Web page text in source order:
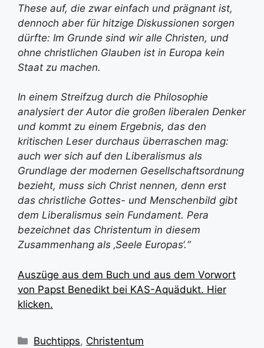
These auf, die zwar einfach und prägnant ist,
dennoch aber für hitzige Diskussionen sorgen
dürfte: Im Grunde sind wir alle Christen, und
ohne christlichen Glauben ist in Europa kein
Staat zu machen.
In einem Streifzug durch die Philosophie
analysiert der Autor die großen liberalen Denker
und kommt zu einem Ergebnis, das den
kritischen Leser durchaus überraschen mag:
auch wer sich auf den Liberalismus als
Grundlage der modernen Gesellschaftsordnung
bezieht, muss sich Christ nennen, denn erst
das christliche Gottes- und Menschenbild gibt
dem Liberalismus sein Fundament. Pera
bezeichnet das Christentum in diesem
Zusammenhang als ‚Seele Europas‘.“
Auszüge aus dem Buch und aus dem Vorwort
von Papst Benedikt bei KAS-Aquädukt. Hier
klicken.
Kategorien
Buchtipps, Christentum